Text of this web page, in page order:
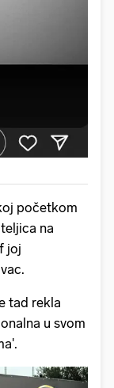
početkom
na
joj
tad rekla
u svom